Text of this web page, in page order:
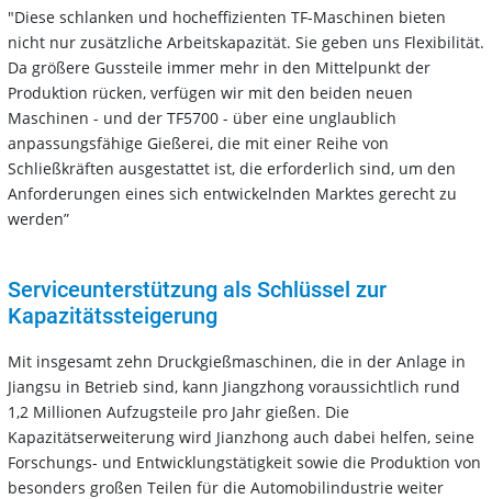
"Diese schlanken und hocheffizienten TF-Maschinen bieten
nicht nur zusätzliche Arbeitskapazität. Sie geben uns Flexibilität.
Da größere Gussteile immer mehr in den Mittelpunkt der
Produktion rücken, verfügen wir mit den beiden neuen
Maschinen - und der TF5700 - über eine unglaublich
anpassungsfähige Gießerei, die mit einer Reihe von
Schließkräften ausgestattet ist, die erforderlich sind, um den
Anforderungen eines sich entwickelnden Marktes gerecht zu
werden”
Serviceunterstützung als Schlüssel zur
Kapazitätssteigerung
Mit insgesamt zehn Druckgießmaschinen, die in der Anlage in
Jiangsu in Betrieb sind, kann Jiangzhong voraussichtlich rund
1,2 Millionen Aufzugsteile pro Jahr gießen. Die
Kapazitätserweiterung wird Jianzhong auch dabei helfen, seine
Forschungs- und Entwicklungstätigkeit sowie die Produktion von
besonders großen Teilen für die Automobilindustrie weiter